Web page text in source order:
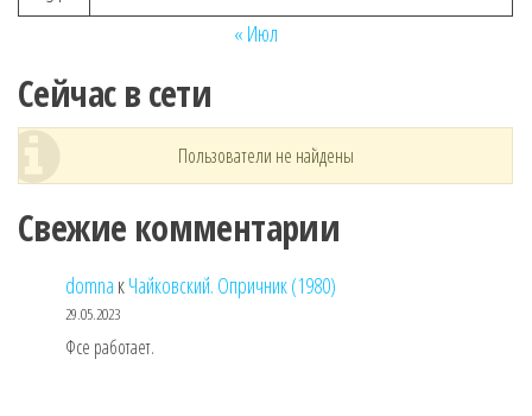
« Июл
Сейчас в сети
Пользователи не найдены
Свежие комментарии
domna кЧайковский. Опричник (1980)
29.05.2023
Фсе работает.